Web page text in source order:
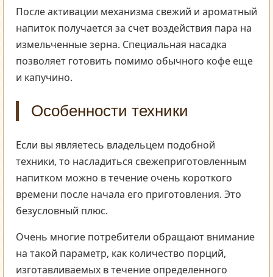
После активации механизма свежий и ароматный
напиток получается за счет воздействия пара на
измельченные зерна. Специальная насадка
позволяет готовить помимо обычного кофе еще
и капучино.
Особенности техники
Если вы являетесь владельцем подобной
техники, то насладиться свежеприготовленным
напитком можно в течение очень короткого
времени после начала его приготовления. Это
безусловный плюс.
Очень многие потребители обращают внимание
на такой параметр, как количество порций,
изготавливаемых в течение определенного